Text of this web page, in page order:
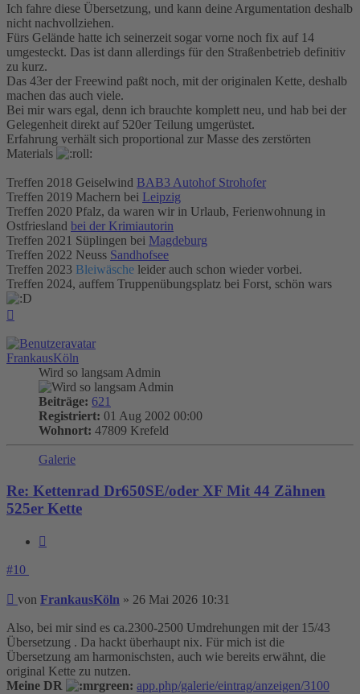
Ich fahre diese Übersetzung, und kann deine Argumentation deshalb
nicht nachvollziehen.
Fürs Gelände hatte ich seinerzeit sogar vorne noch fix auf 14
umgesteckt. Das ist dann allerdings für den Straßenbetrieb definitiv
zu kurz.
Das 43er der Freewind paßt noch, mit der originalen Kette, deshalb
machen das auch viele.
Bei mir wars egal, denn ich brauchte komplett neu, und hab bei der
Gelegenheit direkt auf 520er Teilung umgerüstet.
Erfahrung verhält sich proportional zur Masse des zerstörten
Materials
Treffen 2018 Geiselwind BAB3 Autohof Strohofer
Treffen 2019 Machern bei Leipzig
Treffen 2020 Pfalz, da waren wir in Urlaub, Ferienwohnung in
Ostfriesland bei der Krimiautorin
Treffen 2021 Süplingen bei Magdeburg
Treffen 2022 Neuss Sandhofsee
Treffen 2023 Bleiwäsche leider auch schon wieder vorbei.
Treffen 2024, auffem Truppenübungsplatz bei Forst, schön wars
FrankausKöln
Wird so langsam Admin
Beiträge: 621
Registriert: 01 Aug 2002 00:00
Wohnort: 47809 Krefeld
Galerie
Re: Kettenrad Dr650SE/oder XF Mit 44 Zähnen
525er Kette
#10
Beitrag
von FrankausKöln » 26 Mai 2026 10:31
Also, bei mir sind es ca.2300-2500 Umdrehungen mit der 15/43
Übersetzung . Da hackt überhaupt nix. Für mich ist die
Übersetzung am harmonischsten, auch wie bereits erwähnt, die
original Kette zu nutzen.
Meine DR
app.php/galerie/eintrag/anzeigen/3100